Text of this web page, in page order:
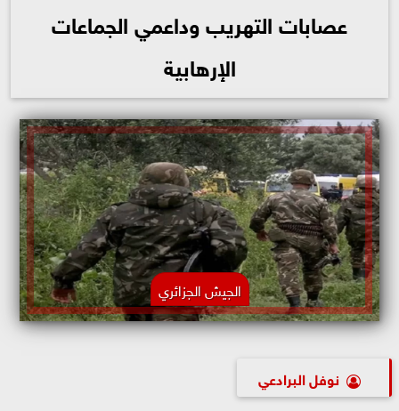
عصابات التهريب وداعمي الجماعات
الإرهابية
الجيش الجزائري
نوفل البرادعي